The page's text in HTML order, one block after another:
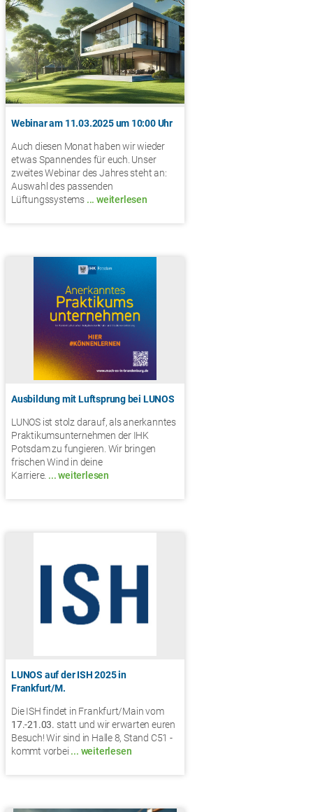
Webinar am 11.03.2025 um 10:00 Uhr
Auch diesen Monat haben wir wieder
etwas Spannendes für euch. Unser
zweites Webinar des Jahres steht an:
Auswahl des passenden
Lüftungssystems... weiterlesen
Ausbildung mit Luftsprung bei LUNOS
LUNOS ist stolz darauf, als anerkanntes
Praktikumsunternehmen der IHK
Potsdam zu fungieren. Wir bringen
frischen Wind in deine
Karriere. ... weiterlesen
LUNOS auf der ISH 2025 in
Frankfurt/M.
Die ISH findet in Frankfurt/Main vom
17.-21.03. statt und wir erwarten euren
Besuch! Wir sind in Halle 8, Stand C51 -
kommt vorbei ... weiterlesen